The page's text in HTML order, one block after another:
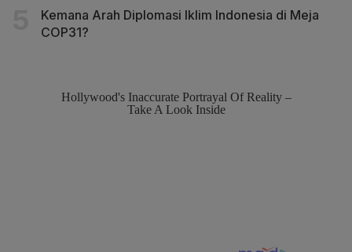
Kemana Arah Diplomasi Iklim Indonesia di Meja
COP31?